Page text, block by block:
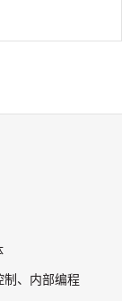
制、内部编程